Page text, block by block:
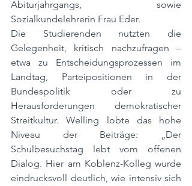
Abiturjahrgangs, sowie
Sozialkundelehrerin Frau Eder.
Die Studierenden nutzten die
Gelegenheit, kritisch nachzufragen –
etwa zu Entscheidungsprozessen im
Landtag, Parteipositionen in der
Bundespolitik oder zu
Herausforderungen demokratischer
Streitkultur. Welling lobte das hohe
Niveau der Beiträge: „Der
Schulbesuchstag lebt vom offenen
Dialog. Hier am Koblenz-Kolleg wurde
eindrucksvoll deutlich, wie intensiv sich